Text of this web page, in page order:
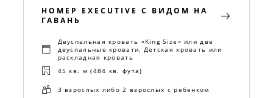
НОМЕР EXECUTIVE С ВИДОМ НА
ГАВАНЬ
Двуспальная кровать «King Size» или две
двуспальные кровати, Детская кровать или
раскладная кровать
45 кв. м (484 кв. фута)
3 взрослых либо 2 взрослых с ребенком